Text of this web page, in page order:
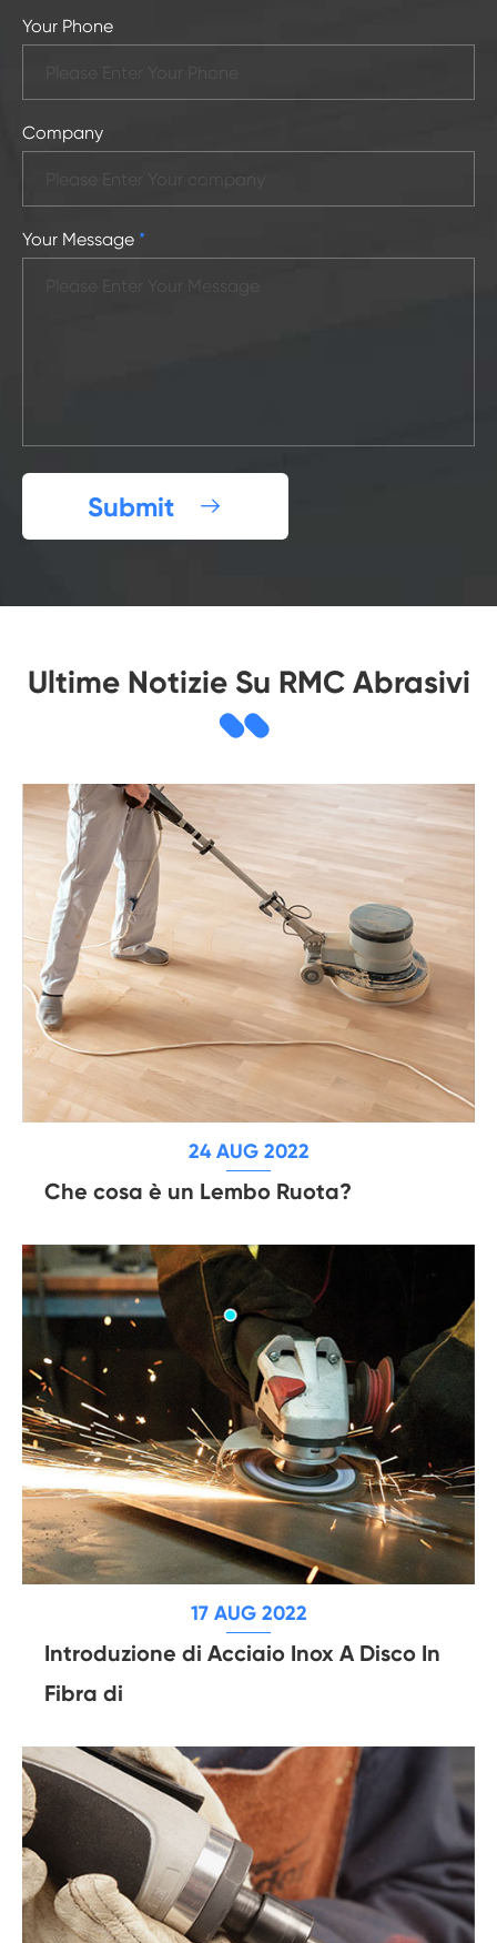
Your Phone
Company
Your Message *
Submit 
Ultime Notizie Su RMC Abrasivi
24 AUG 2022
Che cosa è un Lembo Ruota?
17 AUG 2022
Introduzione di Acciaio Inox A Disco In
Fibra di